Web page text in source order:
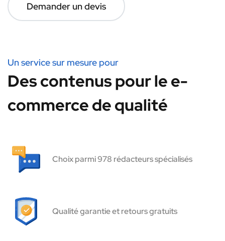
Demander un devis
Un service sur mesure pour
Des contenus pour le e-
commerce de qualité
Choix parmi 978 rédacteurs spécialisés
Qualité garantie et retours gratuits